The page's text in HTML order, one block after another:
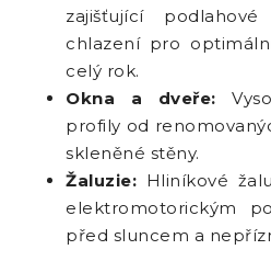
zajišťující
chlazení pro
celý rok.
Okna a dveře:
profily od
skleněné stěny.
Žaluzie: Hliníkové
elektromotorickým
před sluncem a